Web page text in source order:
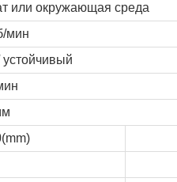
или окружающая среда
мин